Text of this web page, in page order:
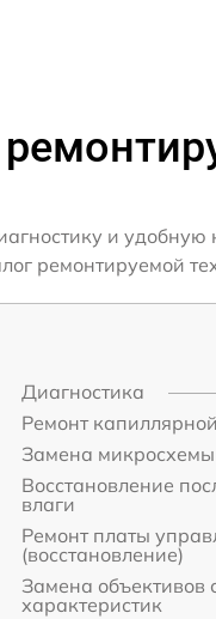
и
ремонтируемой
Диагностика
Ремонт
Замена микросхемы
Восстановление
влаги
Ремонт платы
(восстановление)
Замена объективов
характеристик